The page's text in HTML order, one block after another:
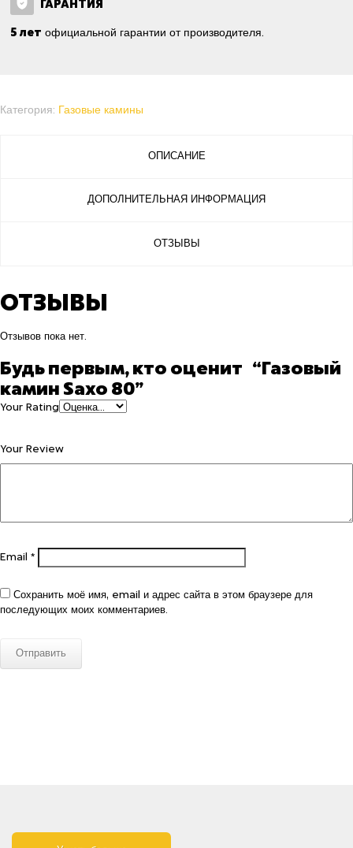
5 лет официальной гарантии от производителя.
Категория: Газовые камины
ОПИСАНИЕ
ДОПОЛНИТЕЛЬНАЯ ИНФОРМАЦИЯ
ОТЗЫВЫ
ОТЗЫВЫ
Отзывов пока нет.
Будь первым, кто оценит “Газовый
камин Saxo 80”
Your Rating
Your Review
Email *
Сохранить моё имя, email и адрес сайта в этом браузере для
последующих моих комментариев.